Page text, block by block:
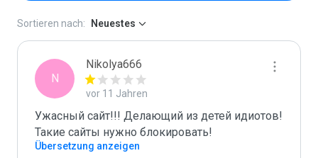
Sortieren nach: Neuestes
N
Nikolya666
vor 11 Jahren
Ужасный сайт!!! Делающий из детей идиотов!
Такие сайты нужно блокировать!
Übersetzung anzeigen